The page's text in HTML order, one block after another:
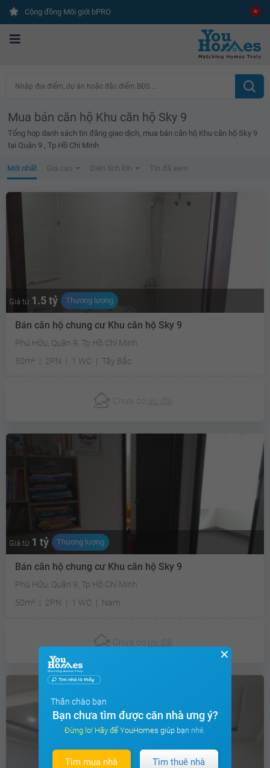
Cộng đồng Môi giới bPRO
Nhập địa điểm, dự án hoặc đặc điểm BĐS ...
Mua bán căn hộ Khu căn hộ Sky 9
Tổng hợp danh sách tin đăng giao dịch, mua bán căn hộ Khu căn hộ Sky 9
tại Quận 9 , Tp Hồ Chí Minh
Mới nhất Giá cao Diện tích lớn Tin đã xem
Giá từ 1.5 tỷ Thương lượng
Bán căn hộ chung cư Khu căn hộ Sky 9
Phú Hữu, Quận 9, Tp Hồ Chí Minh
50m²
2PN 1 WC Tây Bắc
Chưa có ưu đãi
Giá từ 1 tỷ Thương lượng
Bán căn hộ chung cư Khu căn hộ Sky 9
Phú Hữu, Quận 9, Tp Hồ Chí Minh
50m²
2PN 1 WC Nam
Chưa có ưu đãi
✕
Thân chào bạn
Bạn chưa tìm được căn nhà ưng ý?
Đừng lo! Hãy để YouHomes giúp bạn nhé.
Tìm mua nhà Tìm thuê nhà